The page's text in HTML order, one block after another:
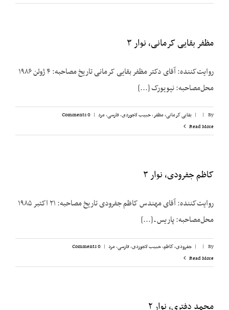
مظفر بقایی کرمانی، نوار ۳
روایت‌کننده: آقای دکتر مظفر بقایی کرمانی تاریخ مصاحبه: ۴ ژوئن ۱۹۸۶
محل‌مصاحبه: نیویورک [...]
By
|
| بقایی کرمانی، مظفر,حبیب لاجوردی,فارسی,مرد |
0 Comments
Read More
کاظم جفرودی، نوار ۳
روایت‌کننده: آقای مهندس کاظم جفرودی تاریخ مصاحبه: ۲۱ اکتبر ۱۹۸۵
محل‌مصاحبه: پاریس ـ [...]
By
|
| جفرودی، کاظم,حبیب لاجوردی,فارسی,مرد |
0 Comments
Read More
محمد دفتری، نوار ۲